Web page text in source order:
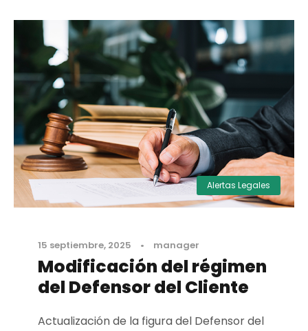
Alertas Legales
15 septiembre, 2025 • manager
Modificación del régimen
del Defensor del Cliente
Actualización de la figura del Defensor del